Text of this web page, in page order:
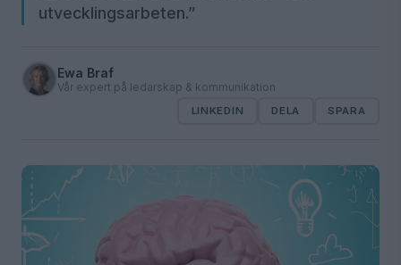
utvecklingsarbeten.”
Ewa Braf
Vår expert på ledarskap & kommunikation
LINKEDIN DELA SPARA